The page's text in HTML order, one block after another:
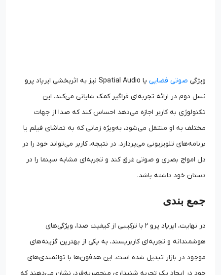
ویژگیصوتی فضایی
یا Spatial Audio نیز به اثربخشی ایرپاد پرو
نسل دوم در ارائه تجربه‌ای فراگیر کمک شایانی می‌کند. این
تکنولوژی به کاربر اجازه می‌دهد احساس کند که صدا از جهات
مختلف به او منتقل می‌شود، به‌ویژه زمانی که به تماشای فیلم یا
برنامه‌های تلویزیونی می‌پردازد. در نتیجه، کاربر می‌تواند خود را در
دل امواج بصری و صوتی غرق کند و تجربه‌ای مشابه سینما را در
دستان خود داشته باشد.
جمع بندی
در نهایت، ایرپاد پرو ۲ با ترکیبی از کیفیت صدا، ویژگی‌های
هوشمندانه و تجربه‌ای کاربرپسند، به یکی از بهترین گزینه‌های
موجود در بازار تبدیل شده است. این هدفون‌ها با توانمندی‌های